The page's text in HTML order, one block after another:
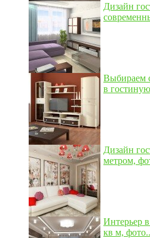
Дизайн
Выбираем
в
Дизайн
метром,
Интерьер
кв м,